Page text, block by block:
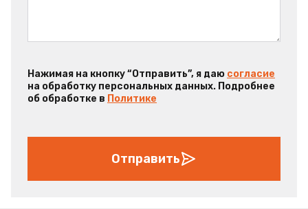
Нажимая на кнопку “Отправить”, я даю согласие
на обработку персональных данных. Подробнее
об обработке в Политике
Отправить